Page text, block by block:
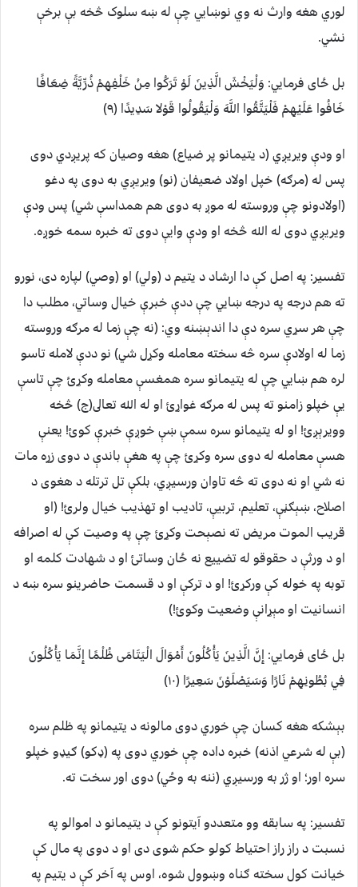
لوري هغه وارث نه وي نوښايي چې له ښه سلوک څخه بې برخې
نشي.
بل ځای فرمایي: وَلْيَخْشَ الَّذِينَ لَوْ تَرَكُوا مِنْ خَلْفِهِمْ ذُرِّيَّةً ضِعَافًا
خَافُوا عَلَيْهِمْ فَلْيَتَّقُوا اللَّهَ وَلْيَقُولُوا قَوْلا سَدِيدًا (٩)
او ودې ويريږي (د يتيمانو پر ضياع) هغه وصيان که پريږدي دوى
پس له (مرګه) خپل اولاد ضعيفان (نو) ويريږي به دوى په دغو
(اولادونو چې وروسته له موږ به دوى هم همداسې شي) پس ودې
ويريږي دوى له الله څخه او ودې وايې دوى ته خبره سمه خوږه.
تفسير: په اصل کې دا ارشاد د يتيم د (ولي) او (وصي) لپاره دى، نورو
ته هم درجه په درجه ښايي چې ددې خبرې خيال وساتي، مطلب دا
چې هر سړي سره دې دا اندېښنه وي: (نه چې زما له مرګه وروسته
زما له اولادې سره څه سخته معامله وکړل شي) نو ددې لامله تاسو
لره هم ښايي چې له يتيمانو سره همغسې معامله وکړئ چې تاسې
يې خپلو زامنو ته پس له مرګه غواړئ او له الله تعالى(ج) څخه
وويرېږئ! او له يتيمانو سره سمې ښې خوږې خبرې کوئ! يعنې
هسې معامله له دوى سره وکړئ چې په هغې باندې د دوى زړه مات
نه شي او نه دوى ته څه تاوان ورسيږي، بلکې تل ترتله د هغوى د
اصلاح، ښېګڼې، تعليم، تربيې، تاديب او تهذيب خيال ولرئ! (او
قريب الموت مريض ته نصېحت وکړئ چې په وصيت کې له اصرافه
او د ورثې د حقوقو له تضييع نه ځان وساتئ او د شهادت کلمه او
توبه په خوله کې ورکړئ! او د ترکې او د قسمت حاضرينو سره ښه د
انسانيت او مېړانې وضعيت وکوئ!)
بل ځای فرمایي: إِنَّ الَّذِينَ يَأْكُلُونَ أَمْوَالَ الْيَتَامَى ظُلْمًا إِنَّمَا يَأْكُلُونَ
فِي بُطُونِهِمْ نَارًا وَسَيَصْلَوْنَ سَعِيرًا (١٠)
بېشکه هغه کسان چې خوري دوى مالونه د يتيمانو په ظلم سره
(بې له شرعي اذنه) خبره داده چې خوري دوى په (ډکو) ګيډو خپلو
سره اور؛ او ژر به ورسيږي (ننه به وځي) دوى اور سخت ته.
تفسير: په سابقه وو متعددو آيتونو کې د يتيمانو د اموالو په
نسبت د راز راز احتياط کولو حکم شوى دى او د دوى په مال کې
خيانت کول سخته ګناه وښوول شوه، اوس په آخر کې د يتيم په